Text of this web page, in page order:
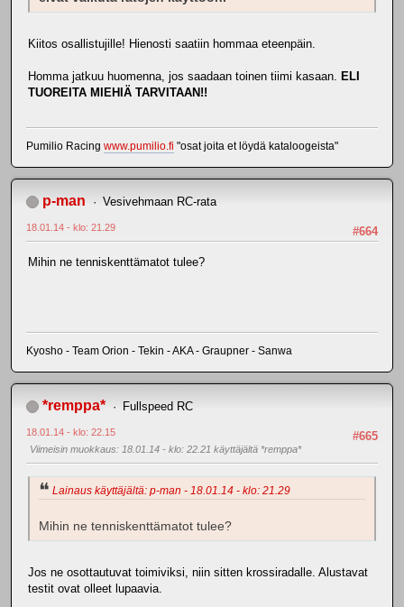
Kiitos osallistujille! Hienosti saatiin hommaa eteenpäin.
Homma jatkuu huomenna, jos saadaan toinen tiimi kasaan.
ELI
TUOREITA MIEHIÄ TARVITAAN!!
Pumilio Racing www.pumilio.fi "osat joita et löydä kataloogeista"
p-man Vesivehmaan RC-rata
#664
18.01.14 - klo: 21.29
Mihin ne tenniskenttämatot tulee?
Kyosho - Team Orion - Tekin - AKA - Graupner - Sanwa
*remppa* Fullspeed RC
#665
18.01.14 - klo: 22.15
Viimeisin muokkaus: 18.01.14 - klo: 22.21 käyttäjältä *remppa*
Lainaus käyttäjältä: p-man - 18.01.14 - klo: 21.29
Mihin ne tenniskenttämatot tulee?
Jos ne osottautuvat toimiviksi, niin sitten krossiradalle. Alustavat
testit ovat olleet lupaavia.